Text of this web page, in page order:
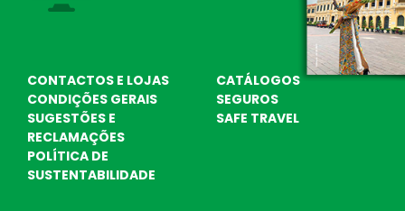
CONTACTOS E LOJAS
CATÁLOGOS
CONDIÇÕES GERAIS
SEGUROS
SUGESTÕES E
RECLAMAÇÕES
SAFE TRAVEL
POLÍTICA DE
SUSTENTABILIDADE